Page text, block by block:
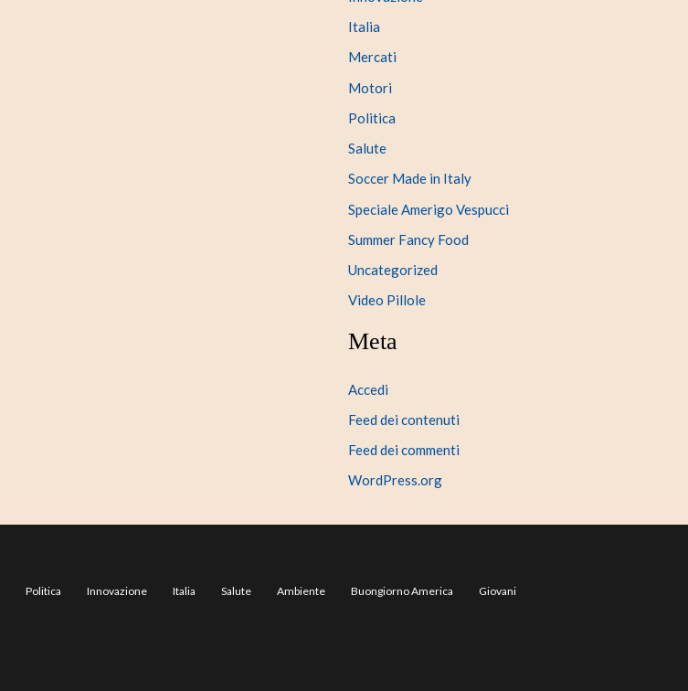
Italia
Mercati
Motori
Politica
Salute
Soccer Made in Italy
Speciale Amerigo Vespucci
Summer Fancy Food
Uncategorized
Video Pillole
Meta
Accedi
Feed dei contenuti
Feed dei commenti
WordPress.org
Politica Innovazione Italia Salute Ambiente Buongiorno America Giovani